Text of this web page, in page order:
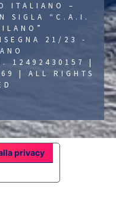
ITALIANO –
SIGLA “C.A.I.
21/23 -
12492430157 |
| ALL RIGHTS
privacy